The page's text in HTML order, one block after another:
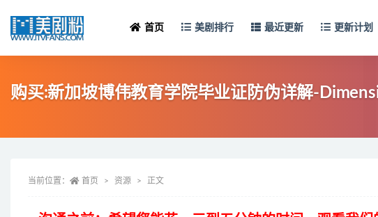
首页 美剧排行 最近更新 更新计划
购买:新加坡博伟教育学院毕业证防伪详解-
当前位置： 首页 资源 正文